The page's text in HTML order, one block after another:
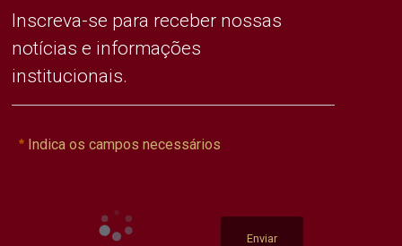
Inscreva-se para receber nossas
notícias e informações
institucionais.
Indica os campos necessários
Enviar